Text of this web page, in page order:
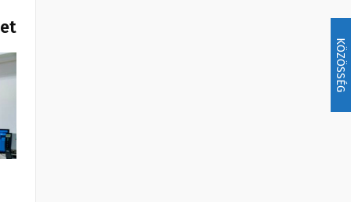
KÖZÖSSÉG